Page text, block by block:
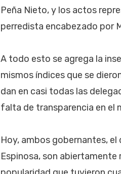
Peña Nieto, y los actos
perredista encabezado por
A todo esto se agrega la
mismos índices que se
dan en casi todas las
falta de transparencia en el
Hoy, ambos gobernantes, el
Espinosa, son